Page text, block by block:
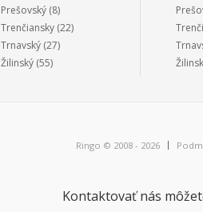
Prešovský(8)
Trenčiansky(22)
Trnavský(27)
Žilinský(55)
Ringo © 2008 - 2026
Kontaktovať nás